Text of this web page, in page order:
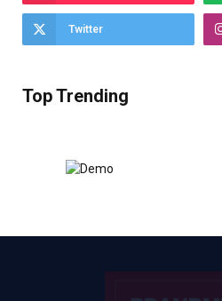
Twitter
Top Trending